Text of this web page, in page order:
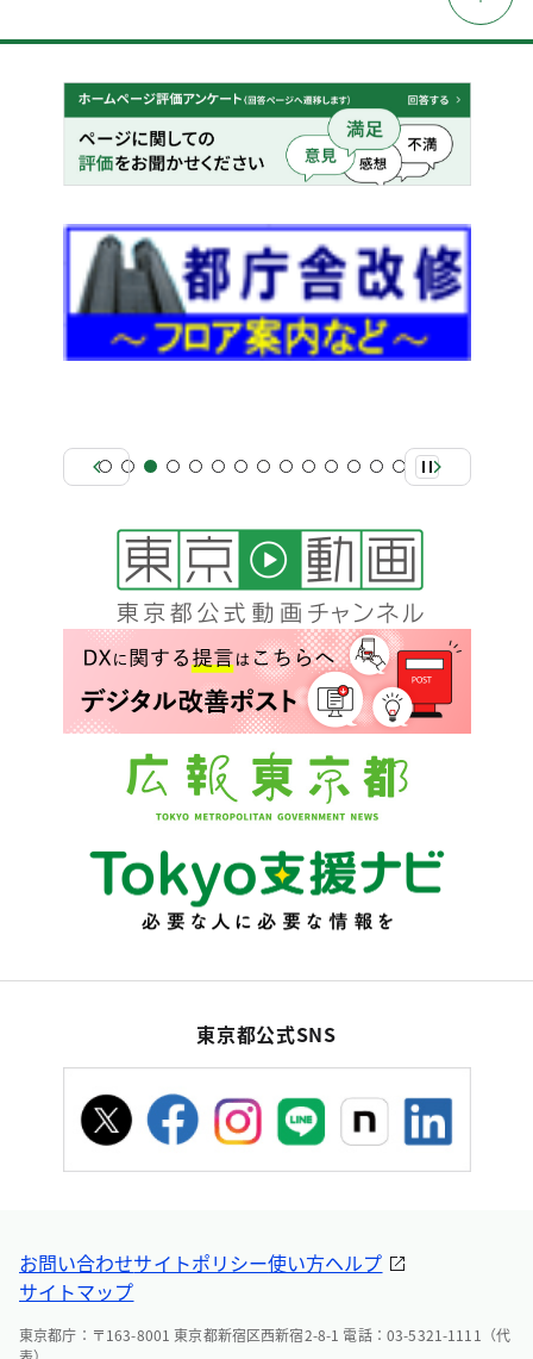
東京都公式SNS
お問い合わせサイトポリシー使い方ヘルプ
サイトマップ
東京都庁：〒163-8001 東京都新宿区西新宿2-8-1 電話：03-5321-1111（代